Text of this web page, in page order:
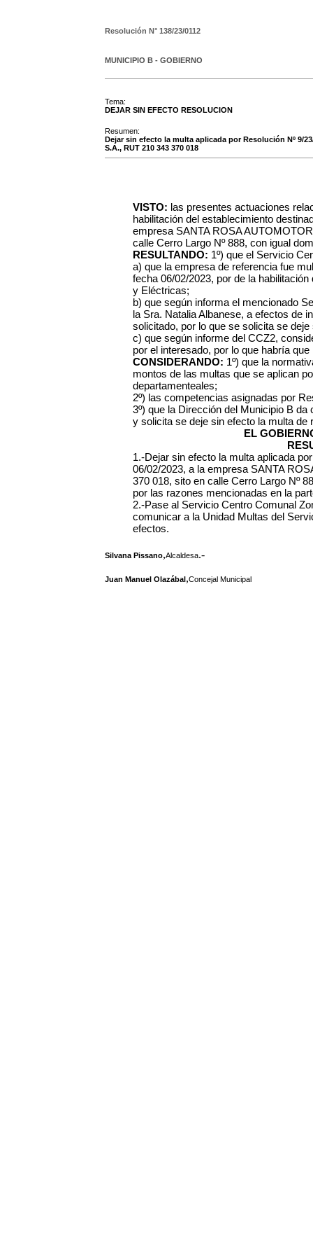
Resolución N° 138/23/0112
MUNICIPIO B - GOBIERNO
Tema:
DEJAR SIN EFECTO RESOLUCION
Resumen:
Dejar sin efecto la multa aplicada por Resolución Nº 9/
S.A., RUT 210 343 370 018
VISTO: las presentes actuaciones
habilitación del establecimiento
empresa SANTA ROSA
calle Cerro Largo Nº 888, con igual
RESULTANDO: 1º) que el Servicio
a) que la empresa de referencia fue
fecha 06/02/2023, por de la
y Eléctricas;
b) que según informa el mencionado
la Sra. Natalia Albanese, a efectos de
solicitado, por lo que se solicita se
c) que según informe del CCZ2,
por el interesado, por lo que habría
CONSIDERANDO: 1º) que la
montos de las multas que se aplican
departamenteales;
2º) las competencias asignadas por
3º) que la Dirección del Municipio B
y solicita se deje sin efecto la multa de
EL
1.-Dejar sin efecto la multa aplicada
06/02/2023, a la empresa SANTA
370 018, sito en calle Cerro Largo Nº
por las razones mencionadas en la
2.-Pase al Servicio Centro Comunal
comunicar a la Unidad Multas del
efectos.
Silvana Pissano,Alcaldesa.-
Juan Manuel Olazábal,Concejal Municipal